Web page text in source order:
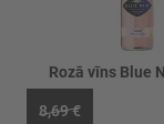
8,69 €